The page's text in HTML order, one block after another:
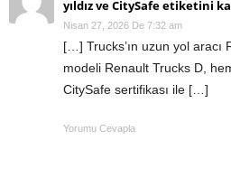
yıldız ve CitySafe etiketini
Nisan 27, 2026 De 7:32 am
[…] Trucks’ın uzun yol aracı
modeli Renault Trucks D,
CitySafe sertifikası ile […]
Yorumu Cevapla